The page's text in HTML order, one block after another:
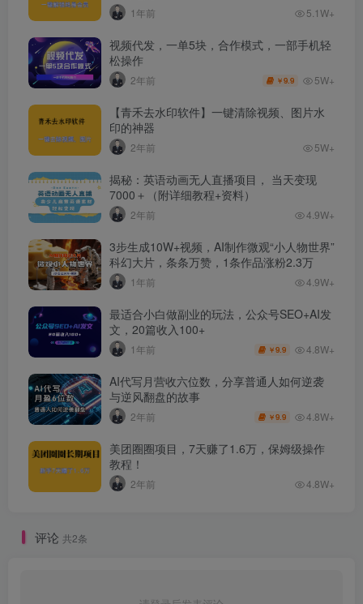
1年前 5.1W+
视频代发，一单5块，合作模式，一部手机轻
松操作
2年前 ￥9.9 5W+
【青禾去水印软件】一键清除视频、图片水
印的神器
2年前 5W+
揭秘：英语动画无人直播项目， 当天变现
7000＋（附详细教程+资料）
2年前 4.9W+
3步生成10W+视频，AI制作微观“小人物世界”
科幻大片，条条万赞，1条作品涨粉2.3万
1年前 4.9W+
最适合小白做副业的玩法，公众号SEO+AI发
文，20篇收入100+
1年前 ￥9.9 4.8W+
AI代写月营收六位数，分享普通人如何逆袭
与逆风翻盘的故事
2年前 ￥9.9 4.8W+
美团圈圈项目，7天赚了1.6万，保姆级操作
教程！
2年前 4.8W+
评论 共2条